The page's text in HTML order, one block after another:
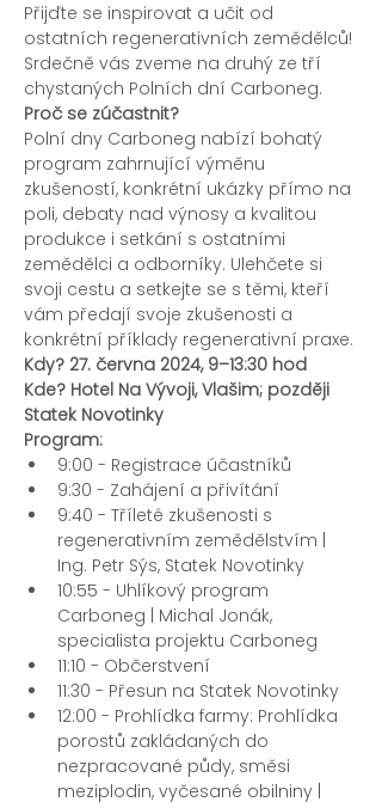
Přijďte se inspirovat a učit od
ostatních regenerativních zemědělců!
Srdečně vás zveme na druhý ze tří
chystaných Polních dní Carboneg.
Proč se zúčastnit?
Polní dny Carboneg nabízí bohatý
program zahrnující výměnu
zkušeností, konkrétní ukázky přímo na
poli, debaty nad výnosy a kvalitou
produkce i setkání s ostatními
zemědělci a odborníky. Ulehčete si
svoji cestu a setkejte se s těmi, kteří
vám předají svoje zkušenosti a
konkrétní příklady regenerativní praxe.
Kdy? 27. června 2024, 9–13:30 hod
Kde? Hotel Na Vývoji, Vlašim; později
Statek Novotinky
Program:
9:00 - Registrace účastníků
9:30 - Zahájení a přivítání
9:40 - Tříleté zkušenosti s
regenerativním zemědělstvím |
Ing. Petr Sýs, Statek Novotinky
10:55 - Uhlíkový program
Carboneg | Michal Jonák,
specialista projektu Carboneg
11:10 - Občerstvení
11:30 - Přesun na Statek Novotinky
12:00 - Prohlídka farmy: Prohlídka
porostů zakládaných do
nezpracované půdy, směsi
meziplodin, vyčesané obilniny |